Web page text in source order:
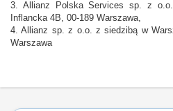
3. Allianz Polska Services sp. z
Inflancka 4B, 00-189 Warszawa,
4. Allianz sp. z o.o. z siedzibą w
Warszawa